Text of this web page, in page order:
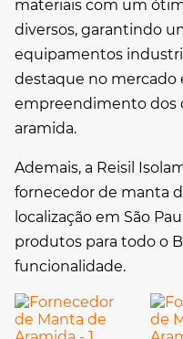
materiais com um
diversos, garantindo
equipamentos
destaque no mercado
empreendimento dos
aramida.
Ademais, a Reisil
fornecedor de manta
localização em São
produtos para todo o
funcionalidade.